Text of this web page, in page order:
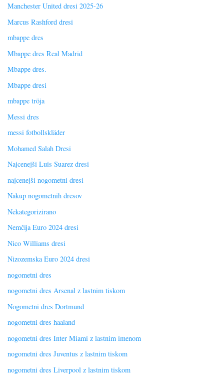
Manchester United dresi 2025-26
Marcus Rashford dresi
mbappe dres
Mbappe dres Real Madrid
Mbappe dres.
Mbappe dresi
mbappe tröja
Messi dres
messi fotbollskläder
Mohamed Salah Dresi
Najcenejši Luis Suarez dresi
najcenejši nogometni dresi
Nakup nogometnih dresov
Nekategorizirano
Nemčija Euro 2024 dresi
Nico Williams dresi
Nizozemska Euro 2024 dresi
nogometni dres
nogometni dres Arsenal z lastnim tiskom
Nogometni dres Dortmund
nogometni dres haaland
nogometni dres Inter Miami z lastnim imenom
nogometni dres Juventus z lastnim tiskom
nogometni dres Liverpool z lastnim tiskom